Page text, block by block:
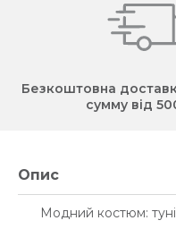
Безкоштовна
сумму від
Опис
Модний костюм: